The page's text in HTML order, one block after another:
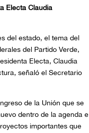
Electa Claudia
del estado, el tema del
del Partido Verde,
Electa, Claudia
señaló el Secretario
de la Unión que se
dentro de la agenda e
importantes que